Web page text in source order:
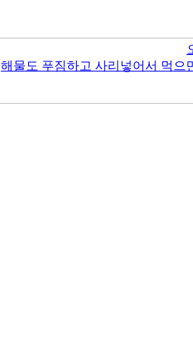
해물도 푸짐하고 사리넣어서 먹으